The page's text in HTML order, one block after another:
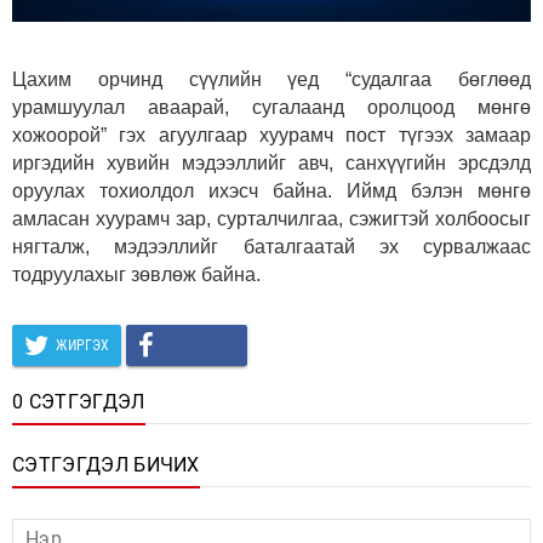
Цахим орчинд сүүлийн үед “судалгаа бөглөөд
урамшуулал аваарай, сугалаанд оролцоод мөнгө
хожоорой” гэх агуулгаар хуурамч пост түгээх замаар
иргэдийн хувийн мэдээллийг авч, санхүүгийн эрсдэлд
оруулах тохиолдол ихэсч байна. Иймд бэлэн мөнгө
амласан хуурамч зар, сурталчилгаа, сэжигтэй холбоосыг
нягталж, мэдээллийг баталгаатай эх сурвалжаас
тодруулахыг зөвлөж байна.
ЖИРГЭХ
0 СЭТГЭГДЭЛ
СЭТГЭГДЭЛ БИЧИХ